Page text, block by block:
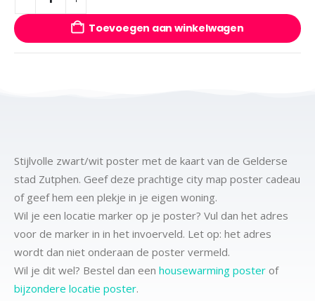
Toevoegen aan winkelwagen
Stijlvolle zwart/wit poster met de kaart van de Gelderse
stad Zutphen. Geef deze prachtige city map poster cadeau
of geef hem een plekje in je eigen woning.
Wil je een locatie marker op je poster? Vul dan het adres
voor de marker in in het invoerveld. Let op: het adres
wordt dan niet onderaan de poster vermeld.
Wil je dit wel? Bestel dan een housewarming poster of
bijzondere locatie poster.